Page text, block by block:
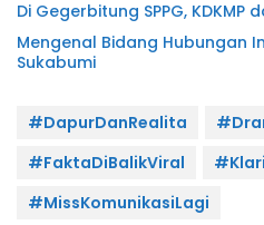
Di Gegerbitung SPPG, KDKMP
Mengenal Bidang Hubungan
Sukabumi
#DapurDanRealita
#FaktaDiBalikViral
#MissKomunikasiLagi